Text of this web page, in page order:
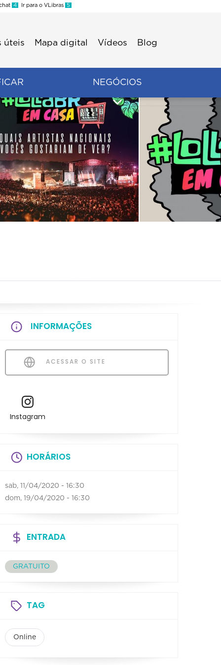
4 Ir para o VLibras 5
úteis Mapa digital Vídeos Blog
NEGÓCIOS
INFORMAÇÕES
ACESSAR O SITE
Instagram
HORÁRIOS
sab, 11/04/2020 - 16:30
dom, 19/04/2020 - 16:30
ENTRADA
GRATUITO
TAG
Online